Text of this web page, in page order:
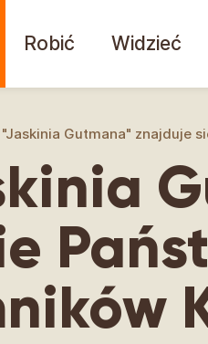
Robić Widzieć
"Jaskinia Gutmana" znajduje